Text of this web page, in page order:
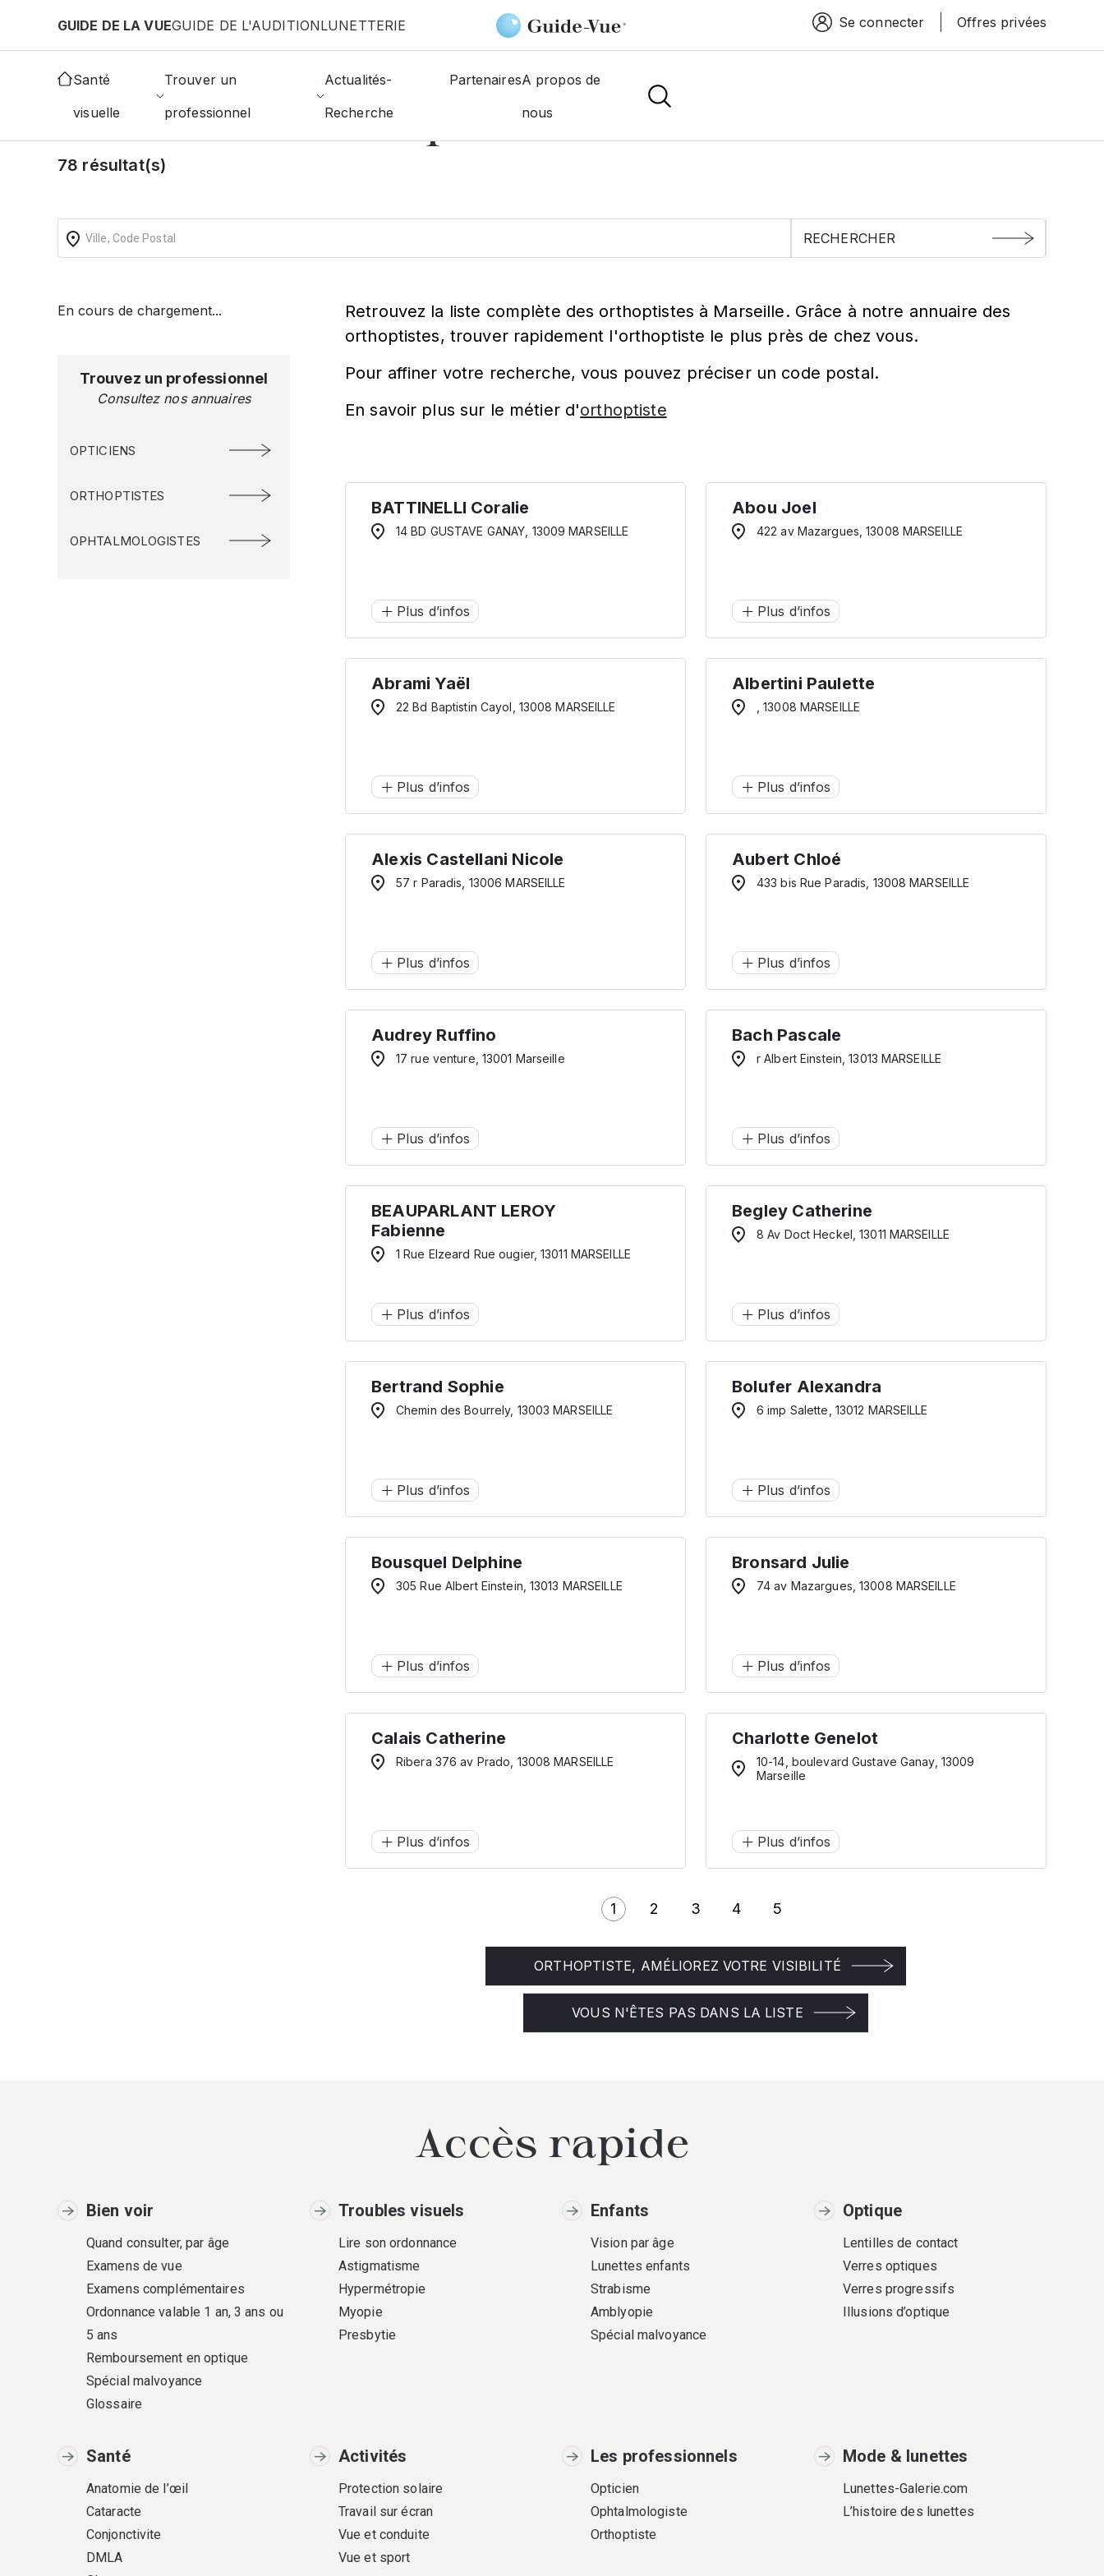
GUIDE DE LA VUEGUIDE DE L'AUDITIONLUNETTERIE Espace connexion
Se connecter Offres privées
Santé
visuelle
Trouver un
professionnel
Actualités-
Recherche
PartenairesA propos de
nous
Accueil Annuaire des orthoptistes Marseille
Trouver un orthoptiste à Marseille
78 résultat(s)
En cours de chargement...
Trouvez un professionnel
Consultez nos annuaires
OPTICIENS
ORTHOPTISTES
OPHTALMOLOGISTES
Retrouvez la liste complète des orthoptistes à Marseille. Grâce à notre annuaire des
orthoptistes, trouver rapidement l'orthoptiste le plus près de chez vous.
Pour affiner votre recherche, vous pouvez préciser un code postal.
En savoir plus sur le métier d'orthoptiste
BATTINELLI Coralie
14 BD GUSTAVE GANAY, 13009 MARSEILLE
Plus d’infos
Abou Joel
422 av Mazargues, 13008 MARSEILLE
Plus d’infos
Abrami Yaël
22 Bd Baptistin Cayol, 13008 MARSEILLE
Plus d’infos
Albertini Paulette
, 13008 MARSEILLE
Plus d’infos
Alexis Castellani Nicole
57 r Paradis, 13006 MARSEILLE
Plus d’infos
Aubert Chloé
433 bis Rue Paradis, 13008 MARSEILLE
Plus d’infos
Audrey Ruffino
17 rue venture, 13001 Marseille
Plus d’infos
Bach Pascale
r Albert Einstein, 13013 MARSEILLE
Plus d’infos
BEAUPARLANT LEROY
Fabienne
1 Rue Elzeard Rue ougier, 13011 MARSEILLE
Plus d’infos
Begley Catherine
8 Av Doct Heckel, 13011 MARSEILLE
Plus d’infos
Bertrand Sophie
Chemin des Bourrely, 13003 MARSEILLE
Plus d’infos
Bolufer Alexandra
6 imp Salette, 13012 MARSEILLE
Plus d’infos
Bousquel Delphine
305 Rue Albert Einstein, 13013 MARSEILLE
Plus d’infos
Bronsard Julie
74 av Mazargues, 13008 MARSEILLE
Plus d’infos
Calais Catherine
Ribera 376 av Prado, 13008 MARSEILLE
Plus d’infos
Charlotte Genelot
10-14, boulevard Gustave Ganay, 13009
Marseille
Plus d’infos
Page courante
1
2
3
4
5
ORTHOPTISTE, AMÉLIOREZ VOTRE VISIBILITÉ
VOUS N'ÊTES PAS DANS LA LISTE
Accès rapide
Bien voir
Quand consulter, par âge
Examens de vue
Examens complémentaires
Ordonnance valable 1 an, 3 ans ou
5 ans
Remboursement en optique
Spécial malvoyance
Glossaire
Troubles visuels
Lire son ordonnance
Astigmatisme
Hypermétropie
Myopie
Presbytie
Enfants
Vision par âge
Lunettes enfants
Strabisme
Amblyopie
Spécial malvoyance
Optique
Lentilles de contact
Verres optiques
Verres progressifs
Illusions d’optique
Santé
Anatomie de l’œil
Cataracte
Conjonctivite
DMLA
Activités
Protection solaire
Travail sur écran
Vue et conduite
Vue et sport
Les professionnels
Opticien
Ophtalmologiste
Orthoptiste
Mode & lunettes
Lunettes-Galerie.com
L’histoire des lunettes